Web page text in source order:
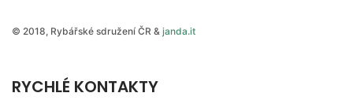
© 2018, Rybářské sdružení ČR & janda.it
RYCHLÉ KONTAKTY